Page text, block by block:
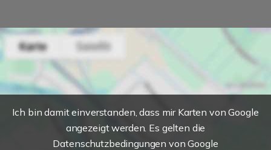
Ich bin damit einverstanden, dass mir Karten von Google
angezeigt werden. Es gelten die
Datenschutzbedingungen von Google